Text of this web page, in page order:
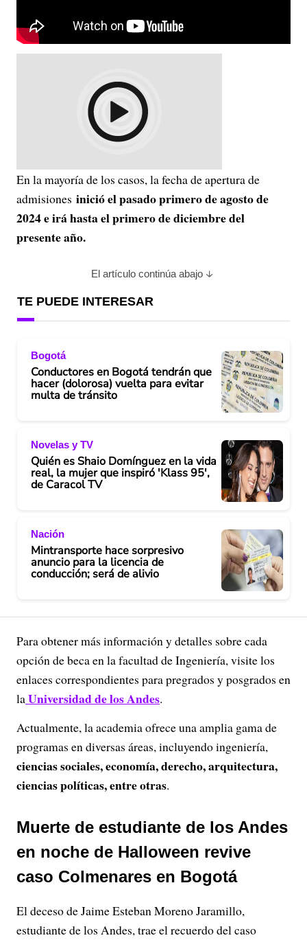
En la mayoría de los casos, la fecha de apertura de
admisiones inició el pasado primero de agosto de
2024 e irá hasta el primero de diciembre del
presente año.
El artículo continúa abajo
TE PUEDE INTERESAR
Bogotá
Conductores en Bogotá tendrán que
hacer (dolorosa) vuelta para evitar
multa de tránsito
Novelas y TV
Quién es Shaio Domínguez en la vida
real, la mujer que inspiró 'Klass 95',
de Caracol TV
Nación
Mintransporte hace sorpresivo
anuncio para la licencia de
conducción; será de alivio
Para obtener más información y detalles sobre cada
opción de beca en la facultad de Ingeniería, visite los
enlaces correspondientes para pregrados y posgrados en
laUniversidad de los Andes.
Actualmente, la academia ofrece una amplia gama de
programas en diversas áreas, incluyendo ingeniería,
ciencias sociales, economía, derecho, arquitectura,
ciencias políticas, entre otras.
Muerte de estudiante de los Andes
en noche de Halloween revive
caso Colmenares en Bogotá
El deceso de Jaime Esteban Moreno Jaramillo,
estudiante de los Andes, trae el recuerdo del caso